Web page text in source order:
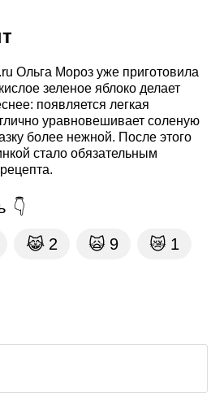
Ольга Мороз уже приготовила
зеленое яблоко делает
появляется легкая
уравновешивает соленую
более нежной. После этого
стало обязательным
😹 2 🙀 9 😿 1